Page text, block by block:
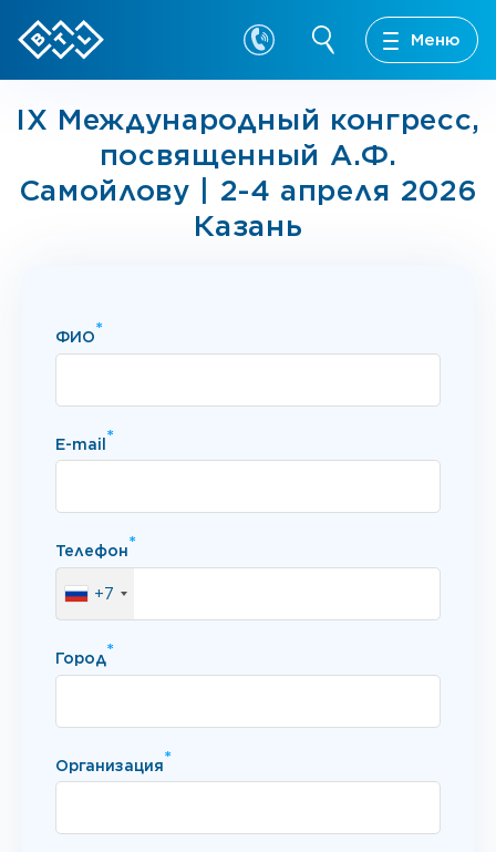
Меню
IX Международный конгресс,
посвященный А.Ф.
Самойлову | 2-4 апреля 2026
Казань
ФИО*
E-mail*
Телефон*
+7
Город*
Организация*